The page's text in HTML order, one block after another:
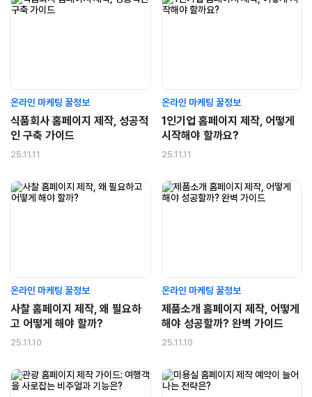
온라인 마케팅 꿀정보
식품회사 홈페이지 제작, 성공적
인 구축 가이드
25.11.11
온라인 마케팅 꿀정보
1인기업 홈페이지 제작, 어떻게
시작해야 할까요?
25.11.11
온라인 마케팅 꿀정보
사찰 홈페이지 제작, 왜 필요하
고 어떻게 해야 할까?
25.11.10
온라인 마케팅 꿀정보
제품소개 홈페이지 제작, 어떻게
해야 성공할까? 완벽 가이드
25.11.10